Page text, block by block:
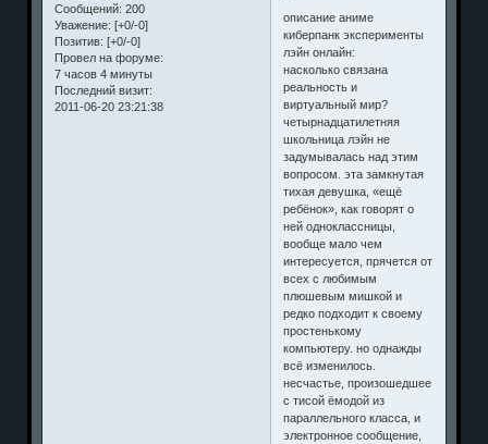
Сообщений: 200
Уважение: [+0/-0]
Позитив: [+0/-0]
Провел на форуме:
7 часов 4 минуты
Последний визит:
2011-06-20 23:21:38
описание аниме
киберпанк эксперименты
лэйн онлайн:
насколько связана
реальность и
виртуальный мир?
четырнадцатилетняя
школьница лэйн не
задумывалась над этим
вопросом. эта замкнутая
тихая девушка, «ещё
ребёнок», как говорят о
ней одноклассницы,
вообще мало чем
интересуется, прячется от
всех с любимым
плюшевым мишкой и
редко подходит к своему
простенькому
компьютеру. но однажды
всё изменилось.
несчастье, произошедшее
с тисой ёмодой из
параллельного класса, и
электронное сообщение,